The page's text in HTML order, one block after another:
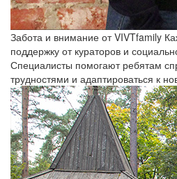
Забота и внимание от VIVTfamily
поддержку от кураторов и
Специалисты помогают ребятам
трудностями и адаптироваться к